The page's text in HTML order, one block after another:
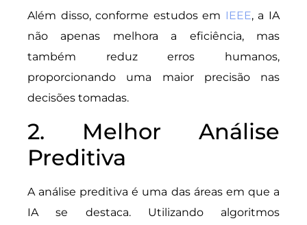
Além disso, conforme estudos em IEEE, a IA
não apenas melhora a eficiência, mas
também reduz erros humanos,
proporcionando uma maior precisão nas
decisões tomadas.
2. Melhor Análise
Preditiva
A análise preditiva é uma das áreas em que a
IA se destaca. Utilizando algoritmos